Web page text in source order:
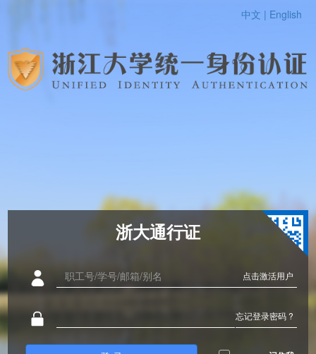
中文 | English
浙大通行证
点击激活用户
忘记登录密码 ?